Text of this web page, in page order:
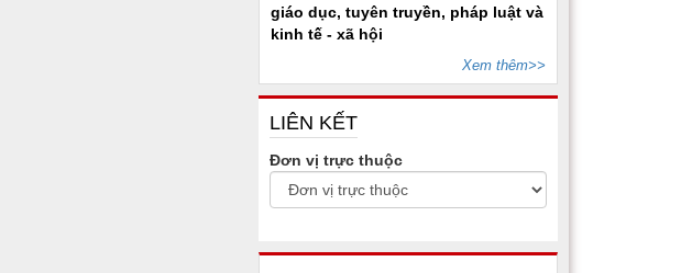
giáo dục, tuyên truyền, pháp luật và
kinh tế - xã hội
Xem thêm>>
LIÊN KẾT
Đơn vị trực thuộc